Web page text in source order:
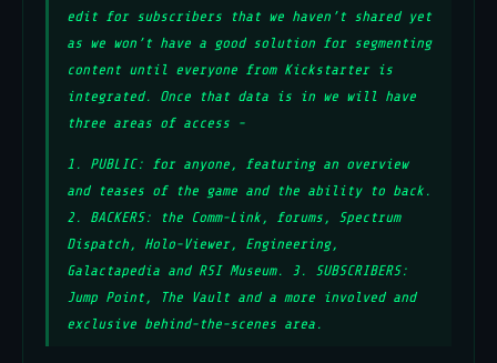
edit for subscribers that we haven’t shared yet
as we won’t have a good solution for segmenting
content until everyone from Kickstarter is
integrated. Once that data is in we will have
three areas of access -
1. PUBLIC: for anyone, featuring an overview
and teases of the game and the ability to back.
2. BACKERS: the Comm-Link, forums, Spectrum
Dispatch, Holo-Viewer, Engineering,
Galactapedia and RSI Museum. 3. SUBSCRIBERS:
Jump Point, The Vault and a more involved and
exclusive behind-the-scenes area.